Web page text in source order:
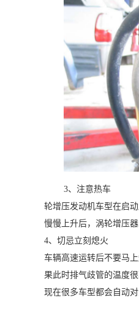
3、注意热车
轮增压发动机车型在启
慢慢上升后，涡轮增压
4、切忌立刻熄火
车辆高速运转后不要马
果此时排气歧管的温度
现在很多车型都会自动